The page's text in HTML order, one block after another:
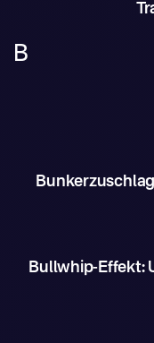
B
Bullwhip-Effekt: